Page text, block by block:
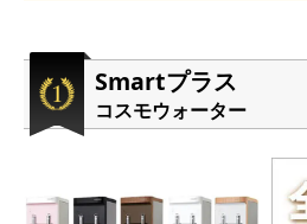
Smartプラス
コスモウォーター